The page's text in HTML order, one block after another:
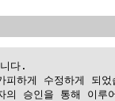
다.
하게 수정하게 되었
의 승인을 통해 이루